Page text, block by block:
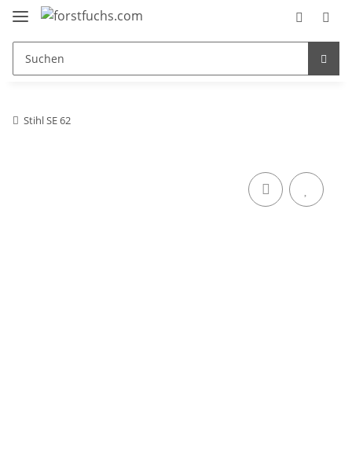
Stihl SE 62